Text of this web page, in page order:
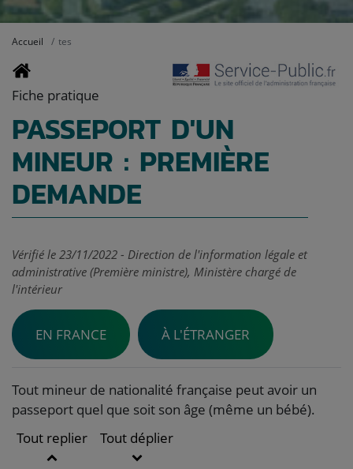
Accueil tes
Fiche pratique
PASSEPORT D'UN
MINEUR : PREMIÈRE
DEMANDE
Vérifié le 23/11/2022 - Direction de l'information légale et
administrative (Première ministre), Ministère chargé de
l'intérieur
EN FRANCE À L'ÉTRANGER
Tout mineur de nationalité française peut avoir un
passeport quel que soit son âge (même un bébé).
Tout replier
Tout déplier